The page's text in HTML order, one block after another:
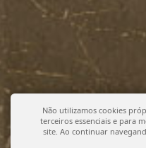
Não utilizamos cookies
terceiros essenciais e para
site. Ao continuar